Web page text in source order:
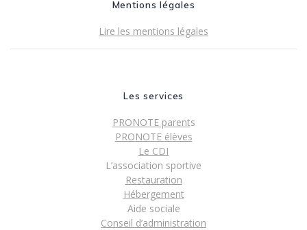
Mentions légales
Lire les mentions légales
Les services
PRONOTE parents
PRONOTE élèves
Le CDI
L’association sportive
Restauration
Hébergement
Aide sociale
Conseil d’administration